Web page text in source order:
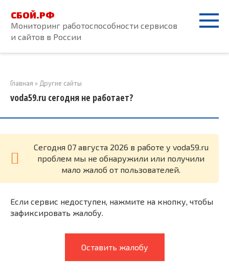
контенту
СБОЙ.РФ
Мониторинг работоспособности сервисов
и сайтов в России
Главная » Другие сайты
voda59.ru сегодня не работает?
Cегодня 07 августа 2026 в работе у voda59.ru
проблем мы не обнаружили или получили
мало жалоб от пользователей.
Если сервис недоступен, нажмите на кнопку, чтобы
зафиксировать жалобу.
Оставить жалобу